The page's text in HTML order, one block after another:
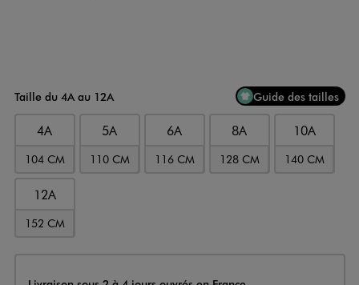
Taille du 4A au 12A Guide des tailles
4A
104 CM
5A
110 CM
6A
116 CM
8A
128 CM
10A
140 CM
12A
152 CM
Livraison